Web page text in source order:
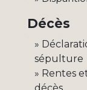
Décès
sépulture
Rentes